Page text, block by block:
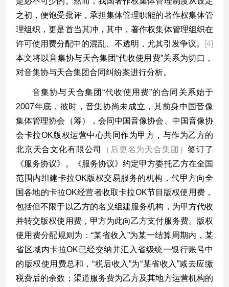
之初，便饱受批评，承担集体管理职能的著作权集体管
理组织，更是首当其冲，其中，著作权集体管理组织在
许可使用费分配中的混乱、不透明，尤其引发争议。
[4]
本文将以音集协与天合集团“代收使用费”关系为切口，
对音集协与天合集团合同纠纷案进行分析。
音集协与天合集团“代收使用费”的合同关系始于
2007年底，彼时，音集协尚未成立，其前身中国音像
集体管理协会（筹），会同中国音像协会、中国音像协
会卡拉OK版权运营中心共同作为甲方，与作为乙方的
北京天合文化有限公司
（后更名为天合集团）签订了
《服务协议》。《服务协议》约定甲方委托乙方在全国
范围内组建卡拉OK版权交易服务的机构，代甲方向全
国各地的卡拉OK经营者收取卡拉OK节目版权使用费，
包括但不限于以乙方的名义组建服务机构，为甲方代收
并转交版权使用费，甲方为此向乙方支付服务费。版权
使用费分配规则为： “某省收入 ”为某一结算周期内，某
省区域内卡拉OK已经交纳并汇入省级统一银行账号中
的版权使用费总和，“税后收入 ”为“某省收入 ”减去应缴
税费后的余数；渠道服务费为乙方及其地方运营机构的